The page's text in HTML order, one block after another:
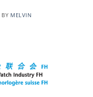
BY MELVIN